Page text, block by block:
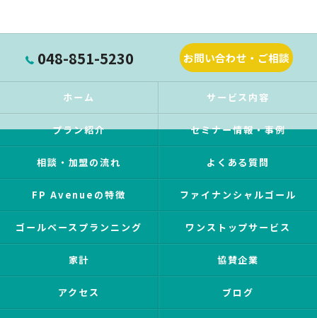
048-851-5230 お問い合わせ・ご相談
ホーム サービス内容
プラン紹介 セミナー情報・事例
相談・加盟の流れ よくある質問
FP Avenueの特徴 ファイナンシャルゴール
ゴールベースプランニング ワンストップサービス
家計 協賛企業
アクセス ブログ